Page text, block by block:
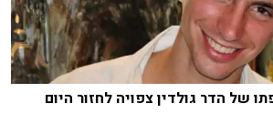
של הדר גולדין צפויה לחזור היום